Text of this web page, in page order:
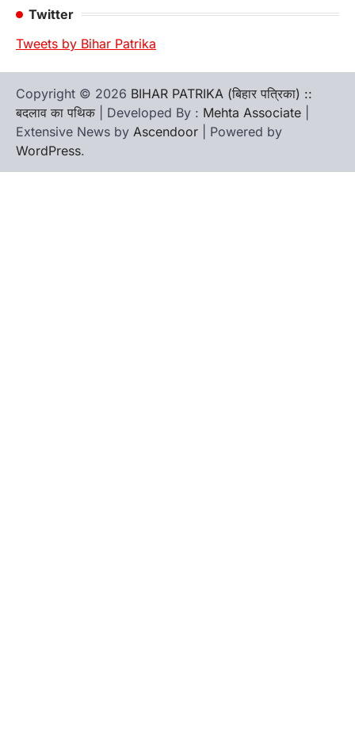
Twitter
Tweets by Bihar Patrika
Copyright © 2026 BIHAR PATRIKA (बिहार पत्रिका) ::
बदलाव का पथिक | Developed By : Mehta Associate
Extensive News by Ascendoor | Powered by
WordPress.